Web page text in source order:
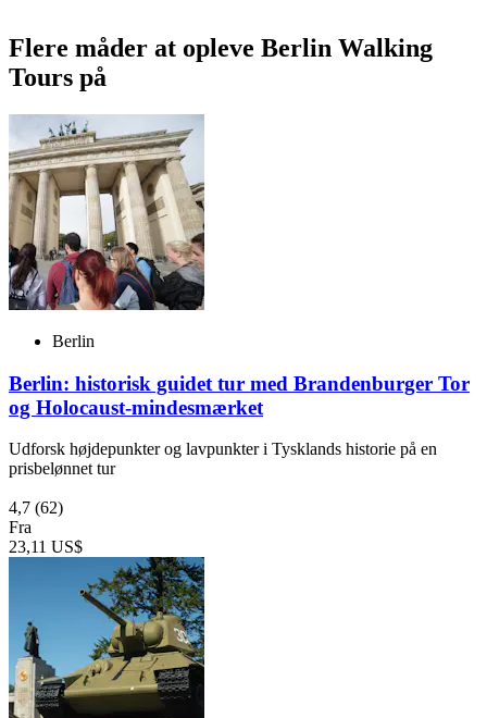
Flere måder at opleve Berlin Walking
Tours på
Berlin
Berlin: historisk guidet tur med Brandenburger Tor
og Holocaust-mindesmærket
Udforsk højdepunkter og lavpunkter i Tysklands historie på en
prisbelønnet tur
4,7 (62)
Fra
23,11 US$